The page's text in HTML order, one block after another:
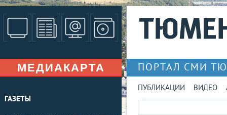
МЕДИАКАРТА
ГАЗЕТЫ
ПОРТАЛ СМИ
ПУБЛИКАЦИИ ВИДЕО